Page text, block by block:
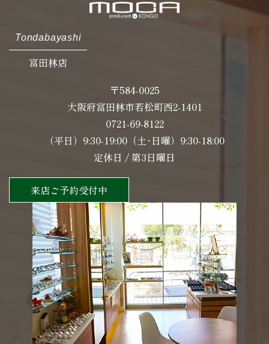
Tondabayashi
富田林店
〒584-0025
大阪府富田林市若松町西2-1401
0721-69-8122
（平日）9:30-19:00（土･日曜）9:30-18:00
定休日 / 第3日曜日
来店ご予約受付中